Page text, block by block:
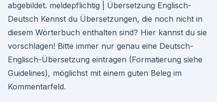
abgebildet. meldepflichtig | Übersetzung Englisch-
Deutsch Kennst du Übersetzungen, die noch nicht in
diesem Wörterbuch enthalten sind? Hier kannst du sie
vorschlagen! Bitte immer nur genau eine Deutsch-
Englisch-Übersetzung eintragen (Formatierung siehe
Guidelines), möglichst mit einem guten Beleg im
Kommentarfeld.